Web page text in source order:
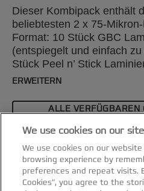
Dieser Kombipack enthält
beliebtesten 2 x 75-
Format: 10 Stück GBC
(entspiegelt und einfach
Stück Peel n’ Stick
(selbstklebende Rückseite
Organise Laminiertaschen
einfachen Archivierung).
ERWEITERN
ALLE VERFÜGBAREN
Spezifikationen &
We use cookies on our
We use cookies on our
browsing experience by
preferences and repeat visits.
Cookies”, you agree to the